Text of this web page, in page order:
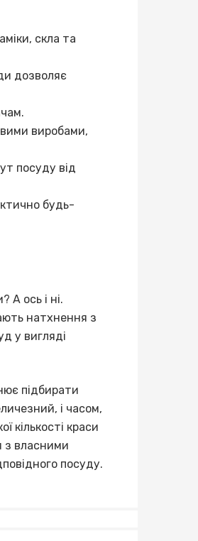
скла та
дозволяє
виробами,
посуду від
будь-
А ось і ні.
натхнення з
у вигляді
підбирати
і часом,
кількості краси
з власними
посуду.